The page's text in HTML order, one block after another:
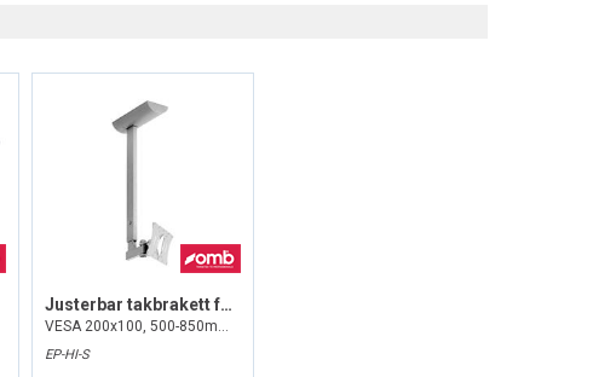
Justerbar takbrakett for monitor
VESA 200x100, 500-850mm (sort)
EP-HI-S